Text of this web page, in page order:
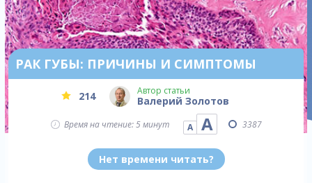
РАК ГУБЫ: ПРИЧИНЫ И СИМПТОМЫ
214 Автор статьи
Валерий Золотов
Время на чтение: 5 минут А А 3387
Нет времени читать?